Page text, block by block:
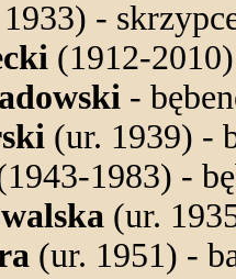
-
(1912-
-
(ur. 1939) -
1983) -
(ur.
(ur. 1951) -